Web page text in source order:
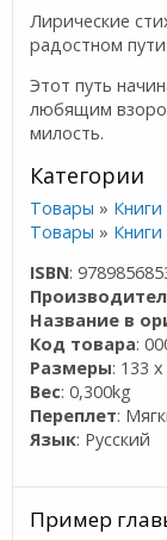
Лирические
радостном
Этот путь
любящим
милость.
Категории
Товары » Книги
Товары » Книги
ISBN:
Название в
Код товара:
Размеры: 133
Вес: 0,300kg
Переплет:
Язык: Русский
Пример